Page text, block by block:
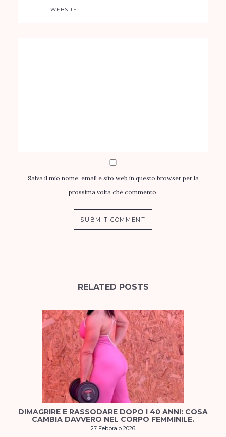
WEBSITE
Salva il mio nome, email e sito web in questo browser per la
prossima volta che commento.
RELATED POSTS
DIMAGRIRE E RASSODARE DOPO I 40 ANNI: COSA
CAMBIA DAVVERO NEL CORPO FEMMINILE.
27 Febbraio 2026